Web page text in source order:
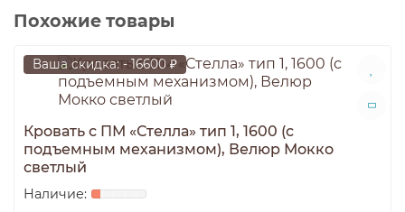
Похожие товары
Ваша скидка: - 16600 ₽
Кровать с ПМ «Стелла» тип 1, 1600 (с
подъемным механизмом), Велюр Мокко
светлый